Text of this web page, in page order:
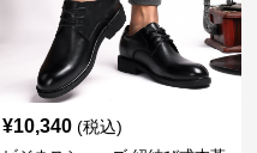
¥10,340 (税込)